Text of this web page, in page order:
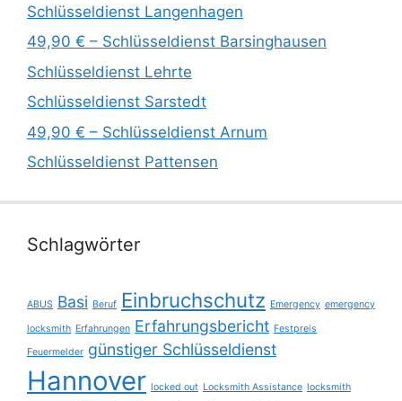
Schlüsseldienst Langenhagen
49,90 € – Schlüsseldienst Barsinghausen
Schlüsseldienst Lehrte
Schlüsseldienst Sarstedt
49,90 € – Schlüsseldienst Arnum
Schlüsseldienst Pattensen
Schlagwörter
ABUS Basi Beruf Einbruchschutz Emergency emergency
locksmith Erfahrungen Erfahrungsbericht Festpreis
Feuermelder günstiger Schlüsseldienst
Hannover locked out Locksmith Assistance locksmith